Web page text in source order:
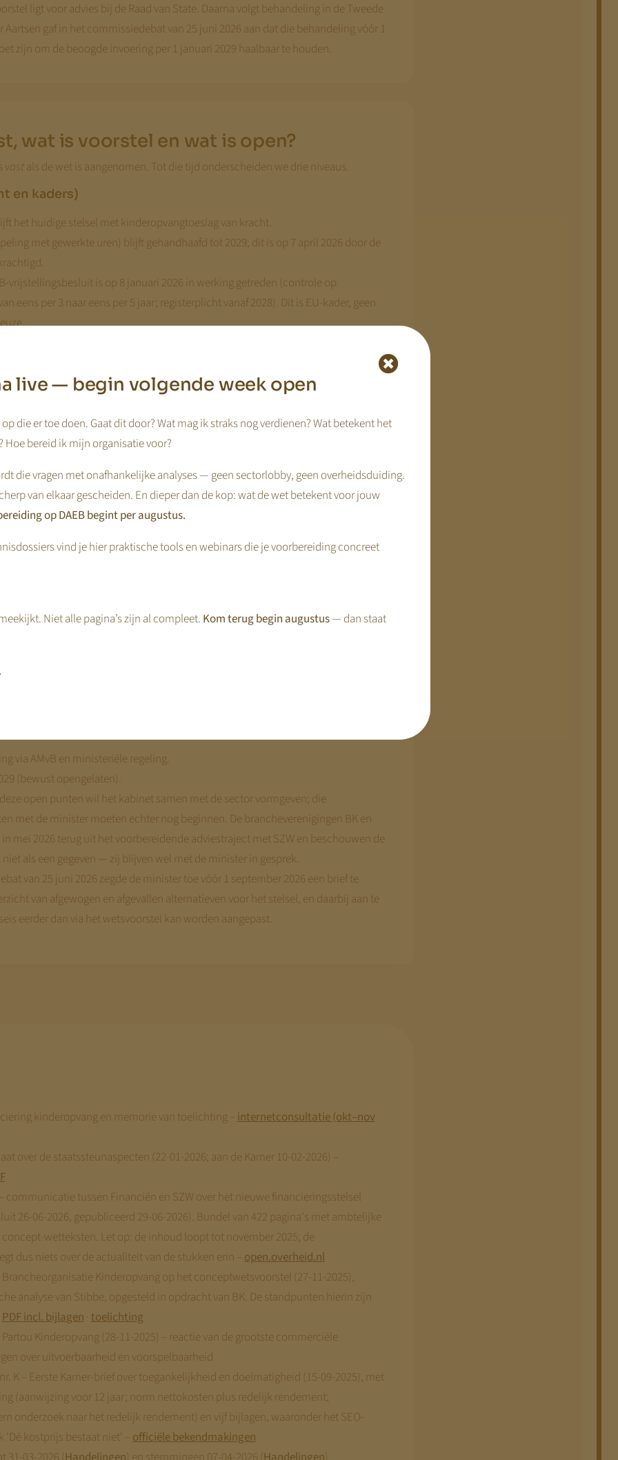
ligt voor advies bij de Raad van State. Daarna volgt behandeling in de Tweede
Aartsen gaf in het commissiedebat van 25 juni 2026 aan dat die behandeling vóór 1
zijn om de beoogde invoering per 1 januari 2029 haalbaar te houden.
wat is voorstel en wat is open?
vast als de wet is aangenomen. Tot die tijd onderscheiden we drie niveaus.
en kaders)
het huidige stelsel met kinderopvangtoeslag van kracht.
met gewerkte uren) blijft gehandhaafd tot 2029; dit is op 7 april 2026 door de
vrijstellingsbesluit is op 8 januari 2026 in werking getreden (controle op
eens per 3 naar eens per 5 jaar; registerplicht vanaf 2028). Dit is EU-kader, geen
en directe financiering aan kindercentra en
vergoeding (richtbeeld: circa 96% van de maximumuurprijs).
als juridische route om het staatssteunrisico af te dekken.
of betwist)
is van staatssteun en of de DAEB-route nodig en rechtmatig is — hierover lopen
uiteen (zie hierna).
een redelijke winst / redelijk rendement. Het kabinet heeft in Kamerstuk 31322, nr. K
nog nader onderzoek te laten doen door een onafhankelijk extern bureau;
Wet normering topinkomens (WNT) op de hele sector.
blijkt dat het ministerie hiervoor in september 2025 instemming aan BZK heeft
moment nog niet was verleend. De sector bestrijdt de maatregel juridisch. De
— zie
via AMvB en ministeriële regeling.
(bewust opengelaten).
open punten wil het kabinet samen met de sector vormgeven; die
met de minister moeten echter nog beginnen. De brancheverenigingen BK en
in mei 2026 terug uit het voorbereidende adviestraject met SZW en beschouwen de
als een gegeven — zij blijven wel met de minister in gesprek.
van 25 juni 2026 zegde de minister toe vóór 1 september 2026 een brief te
van afgewogen en afgevallen alternatieven voor het stelsel, en daarbij aan te
eerder dan via het wetsvoorstel kan worden aangepast.
kinderopvang en memorie van toelichting –internetconsultatie (okt–nov
over de staatssteunaspecten (22-01-2026; aan de Kamer 10-02-2026) –
– communicatie tussen Financiën en SZW over het nieuwe financieringsstelsel
26-06-2026, gepubliceerd 29-06-2026). Bundel van 422 pagina's met ambtelijke
wetteksten. Let op: de inhoud loopt tot november 2025; de
dus niets over de actualiteit van de stukken erin –open.overheid.nl
Kinderopvang op het conceptwetsvoorstel (27-11-2025),
analyse van Stibbe, opgesteld in opdracht van BK. De standpunten hierin zijn
PDF incl. bijlagen · toelichting
Kinderopvang (28-11-2025) – reactie van de grootste commerciële
over uitvoerbaarheid en voorspelbaarheid
K – Eerste Kamer-brief over toegankelijkheid en doelmatigheid (15-09-2025), met
(aanwijzing voor 12 jaar; norm nettokosten plus redelijk rendement;
onderzoek naar het redelijk rendement) en vijf bijlagen, waaronder het SEO-
'Dé kostprijs bestaat niet' –officiële bekendmakingen
live — begin volgende week open
op die er toe doen. Gaat dit door? Wat mag ik straks nog verdienen? Wat betekent het
bereid ik mijn organisatie voor?
die vragen met onafhankelijke analyses — geen sectorlobby, geen overheidsduiding.
van elkaar gescheiden. En dieper dan de kop: wat de wet betekent voor jouw
op DAEB begint per augustus.
vind je hier praktische tools en webinars die je voorbereiding concreet
Niet alle pagina’s zijn al compleet. Kom terug begin augustus— dan staat